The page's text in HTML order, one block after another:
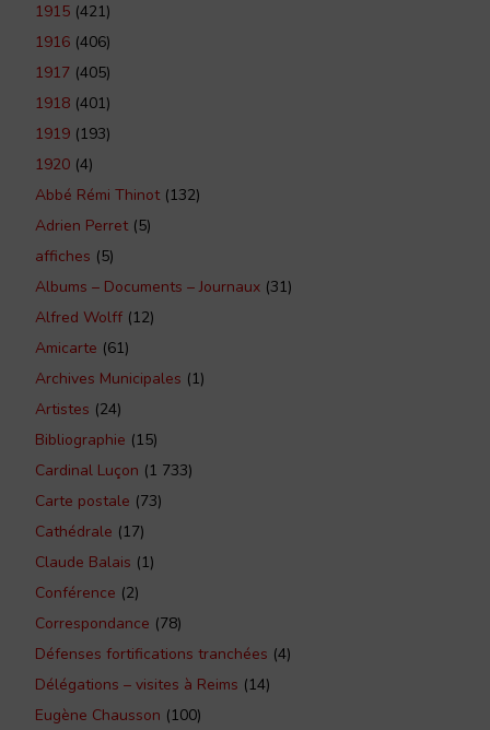
1915 (421)
1916 (406)
1917 (405)
1918 (401)
1919 (193)
1920 (4)
Abbé Rémi Thinot(132)
Adrien Perret(5)
affiches (5)
Albums – Documents – Journaux (31)
Alfred Wolff (12)
Amicarte (61)
Archives Municipales (1)
Artistes (24)
Bibliographie (15)
Cardinal Luçon (1 733)
Carte postale (73)
Cathédrale (17)
Claude Balais (1)
Conférence (2)
Correspondance (78)
Défenses fortifications tranchées (4)
Délégations – visites à Reims (14)
Eugène Chausson (100)